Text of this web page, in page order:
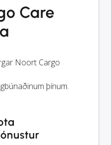
Care
Noort Cargo
þínum.